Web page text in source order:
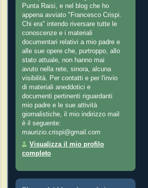
Punta Raisi, e nel blog che ho
appena avviato "Francesco Crispi.
Chi era" intendo riversare tutte le
conoscenze e i materiali
documentari relativi a mio padre e
alle sue opere che, purtroppo, allo
stato attuale, non hanno mai
avuto nella rete, sinora, alcuna
visibilità. Per contatti e per l'invio
di materiali aneddotici e
documenti pertinenti riguardanti
mio padre e le sue attività
giornalistiche, il mio indirizzo mail
è il seguente:
maurizio.crispi@gmail.com
Visualizza il mio profilo
completo